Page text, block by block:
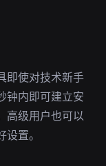
即使对技术新手
钟内即可建立安
高级用户也可以
置。